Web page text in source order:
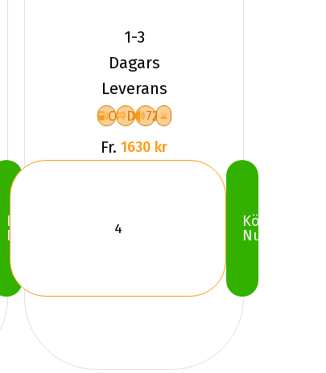
Köp
Nu
SNOW-H
MWS01
FÃ¶r
1-3
Dagars
Leverans
C D 72
Fr. 1630 kr
Köp
Nu